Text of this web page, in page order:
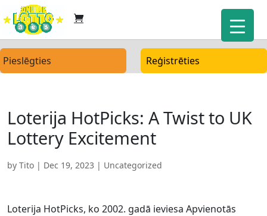
Pieslēgties Reģistrēties
Loterija HotPicks: A Twist to UK
Lottery Excitement
by Tito | Dec 19, 2023 | Uncategorized
Loterija HotPicks, ko 2002. gadā ieviesa Apvienotās